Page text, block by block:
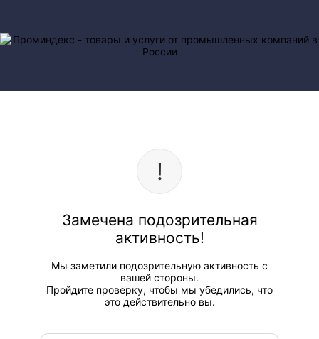
Замечена подозрительная
активность!
Мы заметили подозрительную активность с
вашей стороны.
Пройдите проверку, чтобы мы убедились, что
это действительно вы.